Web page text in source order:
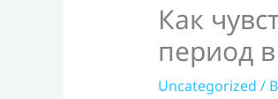
Как
период
Uncategorized /